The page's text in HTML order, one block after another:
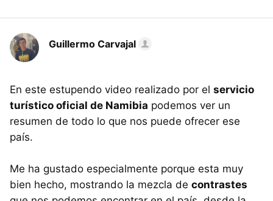
Guillermo Carvajal
En este estupendo video realizado por el servicio
turístico oficial de Namibia podemos ver un
resumen de todo lo que nos puede ofrecer ese
país.
Me ha gustado especialmente porque esta muy
bien hecho, mostrando la mezcla de contrastes